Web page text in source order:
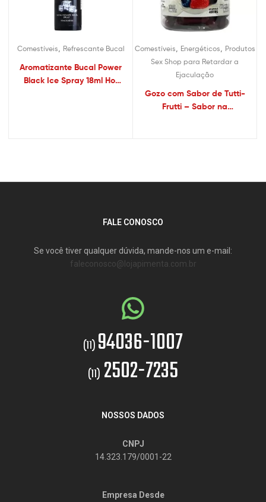
Comestíveis Refrescante Bucal
Aromatizante Bucal Power
Black Ice Spray 18ml Hot
Comestíveis Energéticos
Produtos
Sex Shop para Retardar a
Ejaculação
Gozo com Sabor de Tutti-
Frutti – Sabor na
FALE CONOSCO
Se você tiver qualquer dúvida, mande-nos um e-mail:
faleconosco@lojapimenta.com.br
(11) 94036-1007
(11) 2502-7235
NOSSOS DADOS
CNPJ
14.323.179/0001-22
Empresa Desde